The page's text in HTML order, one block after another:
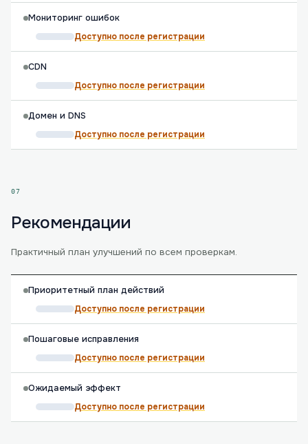
Мониторинг ошибок
Доступно после регистрации
CDN
Доступно после регистрации
Домен и DNS
Доступно после регистрации
07
Рекомендации
Практичный план улучшений по всем проверкам.
Приоритетный план действий
Доступно после регистрации
Пошаговые исправления
Доступно после регистрации
Ожидаемый эффект
Доступно после регистрации